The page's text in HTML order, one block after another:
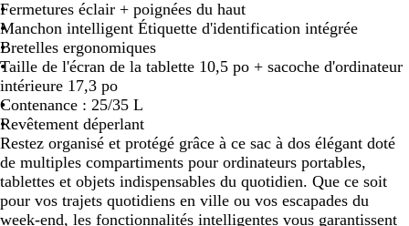
Fermetures éclair + poignées du haut
Manchon intelligent Étiquette d'identification intégrée
Bretelles ergonomiques
Taille de l'écran de la tablette 10,5 po + sacoche d'ordinateur
intérieure 17,3 po
Contenance : 25/35 L
Revêtement déperlant
Restez organisé et protégé grâce à ce sac à dos élégant doté
de multiples compartiments pour ordinateurs portables,
tablettes et objets indispensables du quotidien. Que ce soit
pour vos trajets quotidiens en ville ou vos escapades du
week-end, les fonctionnalités intelligentes vous garantissent